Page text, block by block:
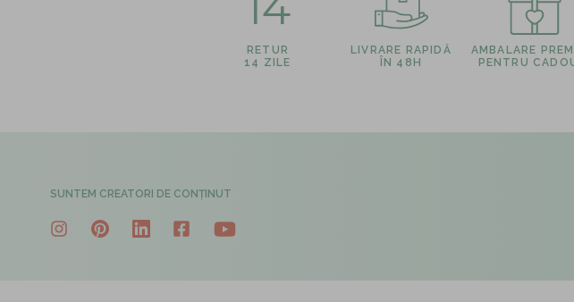
RETUR
14 ZILE
LIVRARE RAPIDĂ
ÎN 48H
AMBALARE
PENTRU
SUNTEM CREATORI DE CONȚINUT